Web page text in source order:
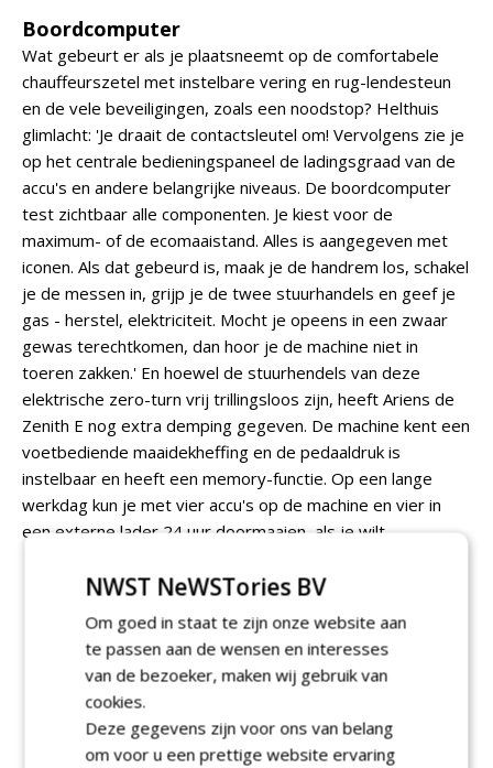
Boordcomputer
Wat gebeurt er als je plaatsneemt op de comfortabele
chauffeurszetel met instelbare vering en rug-lendesteun
en de vele beveiligingen, zoals een noodstop? Helthuis
glimlacht: 'Je draait de contactsleutel om! Vervolgens zie je
op het centrale bedieningspaneel de ladingsgraad van de
accu's en andere belangrijke niveaus. De boordcomputer
test zichtbaar alle componenten. Je kiest voor de
maximum- of de ecomaaistand. Alles is aangegeven met
iconen. Als dat gebeurd is, maak je de handrem los, schakel
je de messen in, grijp je de twee stuurhandels en geef je
gas - herstel, elektriciteit. Mocht je opeens in een zwaar
gewas terechtkomen, dan hoor je de machine niet in
toeren zakken.' En hoewel de stuurhendels van deze
elektrische zero-turn vrij trillingsloos zijn, heeft Ariens de
Zenith E nog extra demping gegeven. De machine kent een
voetbediende maaidekheffing en de pedaaldruk is
instelbaar en heeft een memory-functie. Op een lange
werkdag kun je met vier accu's op de machine en vier in
een externe lader 24 uur doormaaien, als je wilt.
NWST NeWSTories BV
Om goed in staat te zijn onze website aan
te passen aan de wensen en interesses
van de bezoeker, maken wij gebruik van
cookies.
Deze gegevens zijn voor ons van belang
om voor u een prettige website ervaring